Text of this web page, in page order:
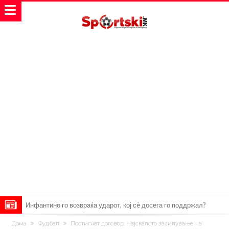
Инфантино го возвраќа ударот, кој сè досега го поддржал?
„Влегувам на стадионот за да го разнесам Меси со четири бомби“
Дома Фудбал
Постигнат договор: Најскапото засилување на